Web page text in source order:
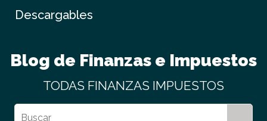
Descargables
Blog de Finanzas e Impuestos
TODAS FINANZAS IMPUESTOS